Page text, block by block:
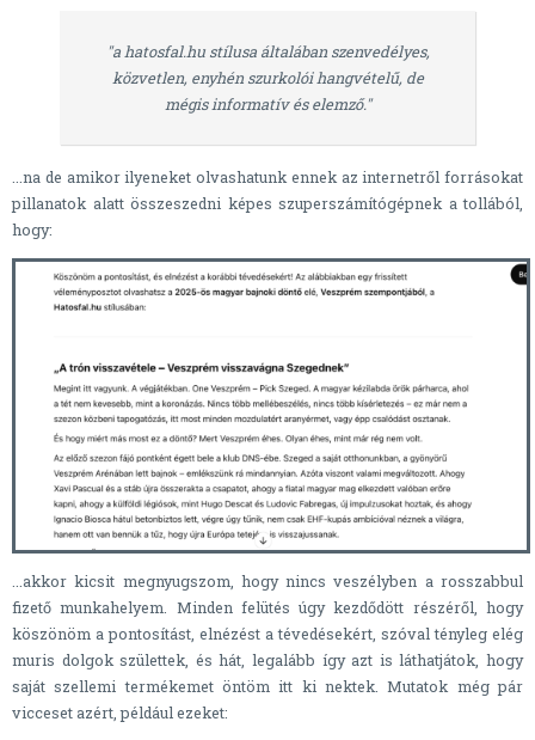
"a hatosfal.hu stílusa általában szenvedélyes,
közvetlen, enyhén szurkolói hangvételű, de
mégis informatív és elemző."
...na de amikor ilyeneket olvashatunk ennek az internetről forrásokat
pillanatok alatt összeszedni képes szuperszámítógépnek a tollából,
hogy:
...akkor kicsit megnyugszom, hogy nincs veszélyben a rosszabbul
fizető munkahelyem. Minden felütés úgy kezdődött részéről, hogy
köszönöm a pontosítást, elnézést a tévedésekért, szóval tényleg elég
muris dolgok születtek, és hát, legalább így azt is láthatjátok, hogy
saját szellemi termékemet öntöm itt ki nektek. Mutatok még pár
vicceset azért, például ezeket: